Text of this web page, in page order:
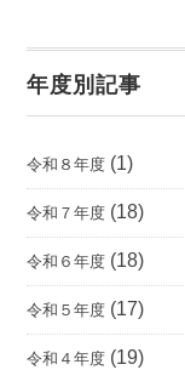
年度別記事
令和８年度 (1)
令和７年度 (18)
令和６年度 (18)
令和５年度 (17)
令和４年度 (19)